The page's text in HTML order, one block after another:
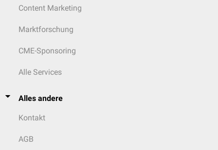
Content Marketing
Marktforschung
CME-Sponsoring
Alle Services
Alles andere
Kontakt
AGB